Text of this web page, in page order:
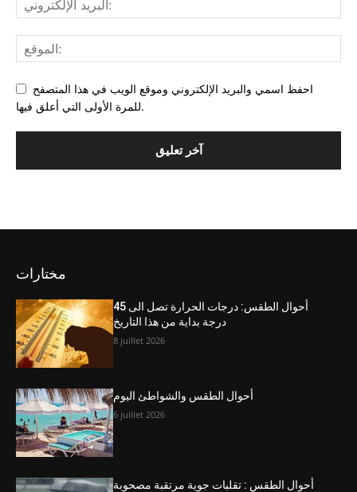
احفظ اسمي والبريد الإلكتروني وموقع الويب في هذا المتصفح
للمرة الأولى التي أعلق فيها.
مختارات
أحوال الطقس: درجات الحرارة تصل الى 45
درجة بداية من هذا التاريخ
8 juillet 2026
أحوال الطقس والشواطئ اليوم
6 juillet 2026
أحوال الطقس : تقلبات جوية مرتقبة مصحوبة